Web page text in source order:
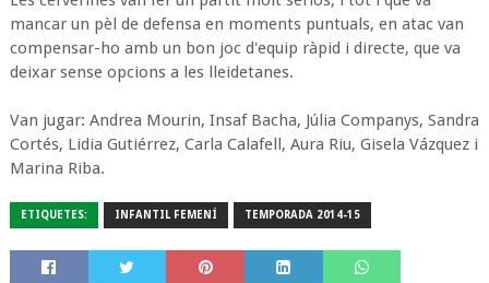
mancar un pèl de defensa en moments puntuals, en atac van
compensar-ho amb un bon joc d'equip ràpid i directe, que va
deixar sense opcions a les lleidetanes.
Van jugar: Andrea Mourin, Insaf Bacha, Júlia Companys, Sandra
Cortés, Lidia Gutiérrez, Carla Calafell, Aura Riu, Gisela Vázquez i
Marina Riba.
ETIQUETES: INFANTIL FEMENÍ TEMPORADA 2014-15